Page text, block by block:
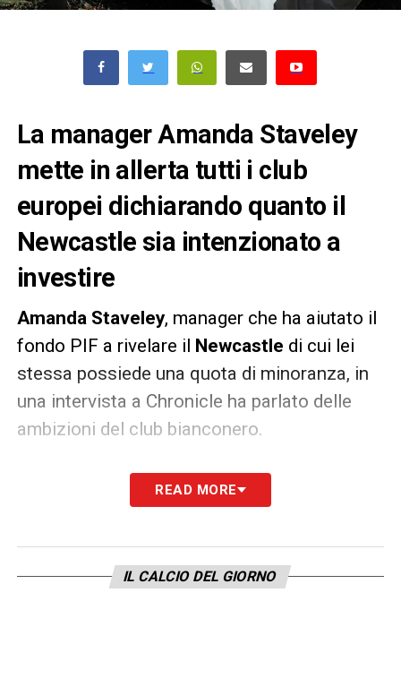
La manager Amanda Staveley
mette in allerta tutti i club
europei dichiarando quanto il
Newcastle sia intenzionato a
investire
Amanda Staveley, manager che ha aiutato il
fondo PIF a rivelare il Newcastle di cui lei
stessa possiede una quota di minoranza, in
una intervista a Chronicle ha parlato delle
ambizioni del club bianconero.
GRANDI INVESTIMENTI –«Investiremo
molto, ovviamente. Ma dobbiamo farlo nei
Investiremo il più possibile
READ MORE
IL CALCIO DEL GIORNO